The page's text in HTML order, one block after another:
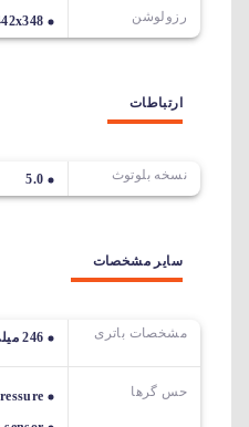
رزولوشن 442x348
ارتباطات
نسخه بلوتوث 5.0
سایر مشخصات
مشخصات باتری 246 میلی‎ آمپر ساعت
حس گرها
Air pressure